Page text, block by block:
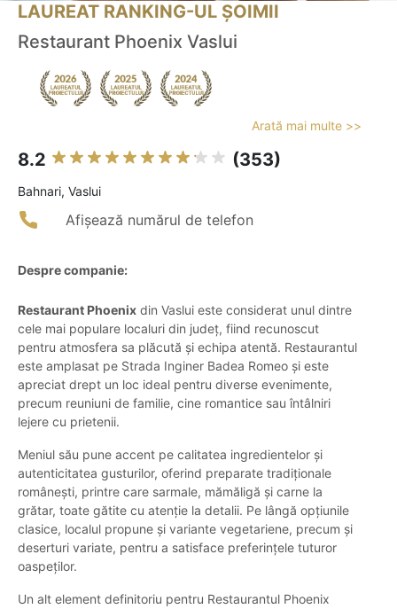
LAUREAT RANKING-UL ȘOIMII
Restaurant Phoenix Vaslui
Arată mai multe >>
8.2 (353)
Bahnari, Vaslui
Afișează numărul de telefon
Despre companie:
Restaurant Phoenix din Vaslui este considerat unul dintre
cele mai populare localuri din județ, fiind recunoscut
pentru atmosfera sa plăcută și echipa atentă. Restaurantul
este amplasat pe Strada Inginer Badea Romeo și este
apreciat drept un loc ideal pentru diverse evenimente,
precum reuniuni de familie, cine romantice sau întâlniri
lejere cu prietenii.
Meniul său pune accent pe calitatea ingredientelor și
autenticitatea gusturilor, oferind preparate tradiționale
românești, printre care sarmale, mămăligă și carne la
grătar, toate gătite cu atenție la detalii. Pe lângă opțiunile
clasice, localul propune și variante vegetariene, precum și
deserturi variate, pentru a satisface preferințele tuturor
oaspeților.
Un alt element definitoriu pentru Restaurantul Phoenix